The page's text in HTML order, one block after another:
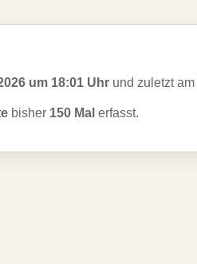
um 18:01 Uhr und zuletzt am
bisher 150 Mal erfasst.